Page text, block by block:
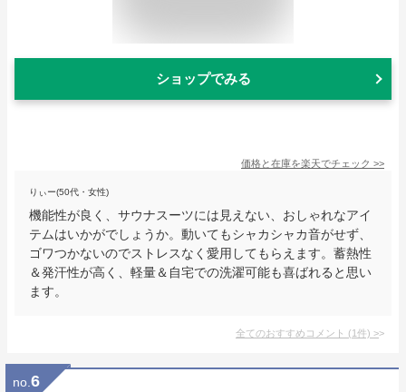
ショップでみる
価格と在庫を楽天でチェック >>
りぃー(50代・女性)
機能性が良く、サウナスーツには見えない、おしゃれなアイ
テムはいかがでしょうか。動いてもシャカシャカ音がせず、
ゴワつかないのでストレスなく愛用してもらえます。蓄熱性
＆発汗性が高く、軽量＆自宅での洗濯可能も喜ばれると思い
ます。
全てのおすすめコメント (1件) >
no. 6